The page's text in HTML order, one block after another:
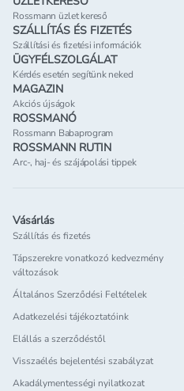
Rossmann üzlet kereső
SZÁLLÍTÁS ÉS FIZETÉS
Szállítási és fizetési információk
ÜGYFÉLSZOLGÁLAT
Kérdés esetén segítünk neked
MAGAZIN
Akciós újságok
ROSSMANÓ
Rossmann Babaprogram
ROSSMANN RUTIN
Arc-, haj- és szájápolási tippek
Vásárlás
Szállítás és fizetés
Tápszerekre vonatkozó kedvezmény
változások
Általános Szerződési Feltételek
Adatkezelési tájékoztatóink
Elállás a szerződéstől
Visszaélés bejelentési szabályzat
Akadálymentességi nyilatkozat